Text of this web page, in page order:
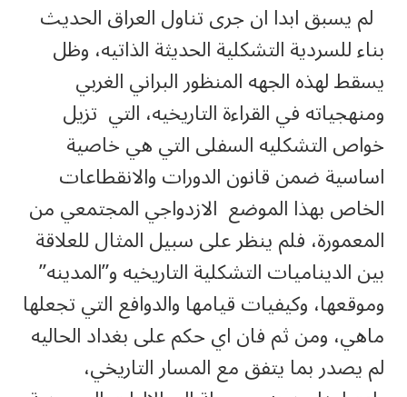
لم يسبق ابدا ان جرى تناول العراق الحديث
بناء للسردية التشكلية الحديثة الذاتيه، وظل
يسقط لهذه الجهه المنظور البراني الغربي
ومنهجياته في القراءة التاريخيه، التي تزيل
خواص التشكليه السفلى التي هي خاصية
اساسية ضمن قانون الدورات والانقطاعات
الخاص بهذا الموضع الازدواجي المجتمعي من
المعمورة، فلم ينظر على سبيل المثال للعلاقة
بين الديناميات التشكلية التاريخيه و”المدينه”
وموقعها، وكيفيات قيامها والدوافع التي تجعلها
ماهي، ومن ثم فان اي حكم على بغداد الحاليه
لم يصدر بما يتفق مع المسار التاريخي،